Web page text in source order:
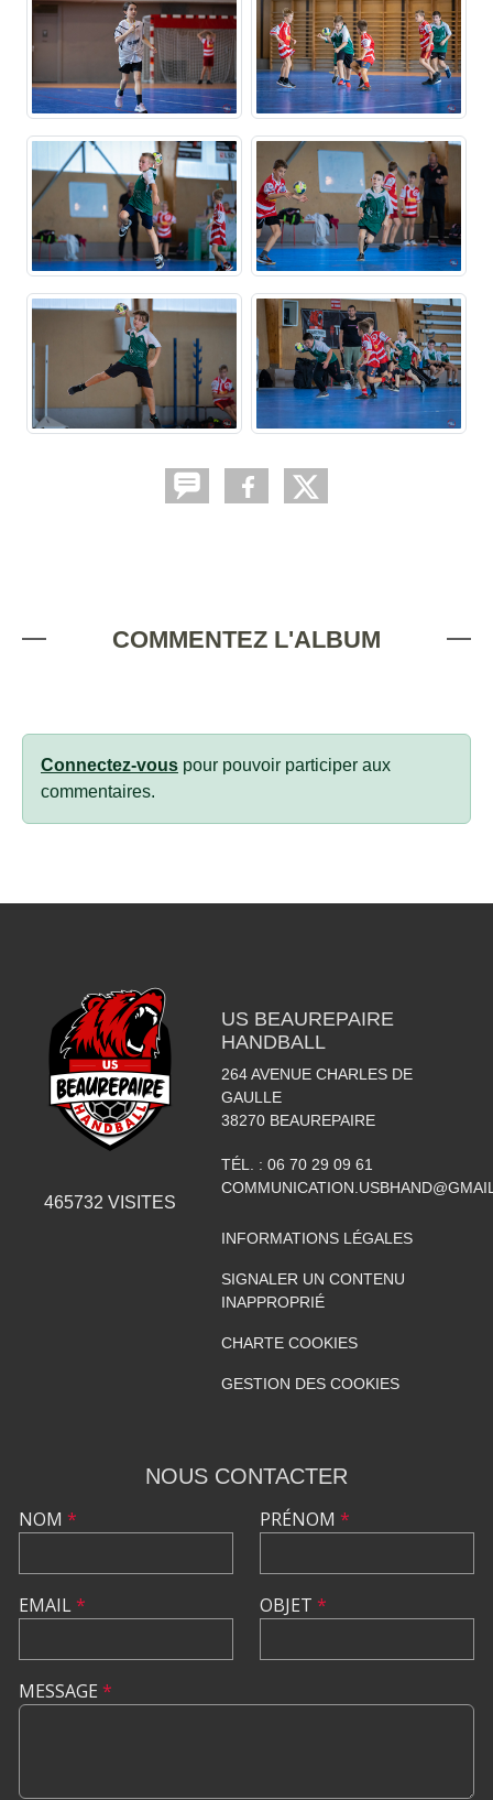
COMMENTEZ L'ALBUM
Connectez-vous pour pouvoir participer aux
commentaires.
465732 VISITES
US BEAUREPAIRE
HANDBALL
264 AVENUE CHARLES DE
GAULLE
38270 BEAUREPAIRE
TÉL. : 06 70 29 09 61
INFORMATIONS LÉGALES
SIGNALER UN CONTENU
INAPPROPRIÉ
CHARTE COOKIES
GESTION DES COOKIES
NOUS CONTACTER
NOM *
EMAIL*
PRÉNOM *
OBJET *
MESSAGE *